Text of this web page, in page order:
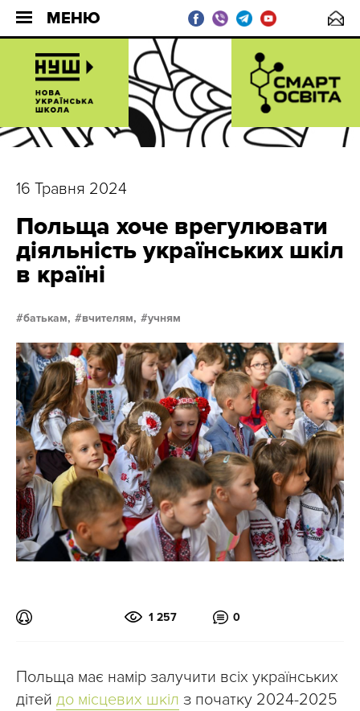
МЕНЮ
16 Травня 2024
Польща хоче врегулювати
діяльність українських шкіл
в країні
батькам, вчителям, учням
1 257 0
Польща має намір залучити всіх українських
дітей до місцевих шкіл з початку 2024-2025